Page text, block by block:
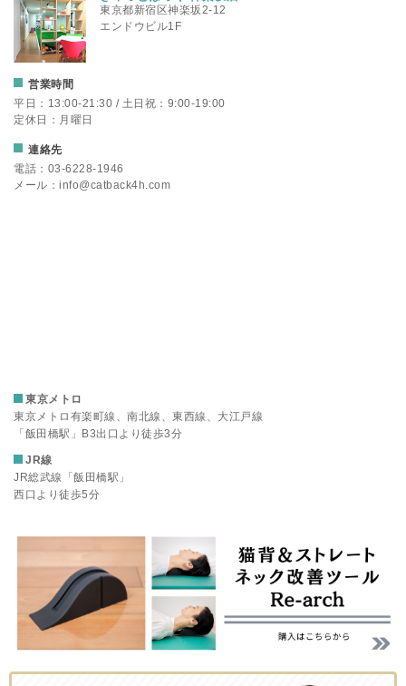
東京都新宿区神楽坂2-12
エンドウビル1F
営業時間
平日：13:00-21:30 / 土日祝：9:00-19:00
定休日：月曜日
連絡先
電話： 03-6228-1946
メール： info@catback4h.com
東京メトロ
東京メトロ有楽町線、南北線、東西線、大江戸線
「飯田橋駅」B3出口より徒歩3分
JR線
JR総武線「飯田橋駅」
西口より徒歩5分